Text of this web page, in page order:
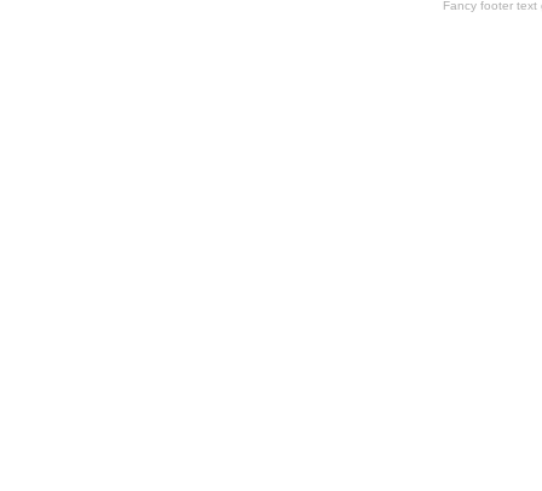
Fancy footer